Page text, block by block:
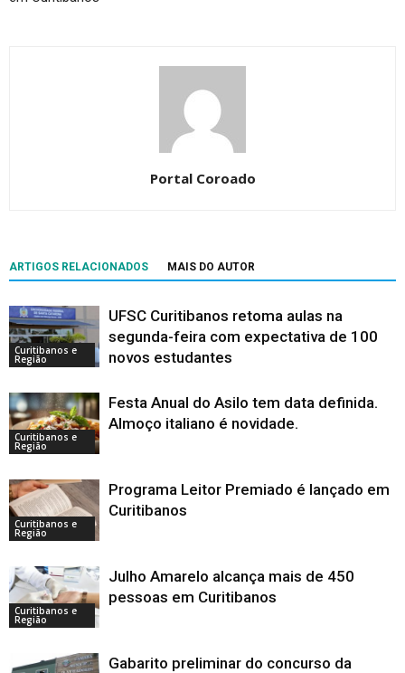
Portal Coroado
ARTIGOS RELACIONADOS MAIS DO AUTOR
Curitibanos e
Região
UFSC Curitibanos retoma aulas na
segunda-feira com expectativa de 100
novos estudantes
Curitibanos e
Região
Festa Anual do Asilo tem data definida.
Almoço italiano é novidade.
Curitibanos e
Região
Programa Leitor Premiado é lançado em
Curitibanos
Curitibanos e
Região
Julho Amarelo alcança mais de 450
pessoas em Curitibanos
Gabarito preliminar do concurso da